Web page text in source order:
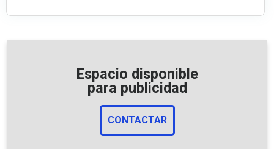
Espacio disponible
para publicidad
CONTACTAR